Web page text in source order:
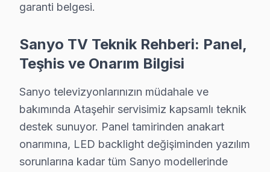
Ataşehir'de Sanyo servis talebiniz için bizi
Ataşehir Sanyo servis ekibi olarak, Ataşehir'de Sanyo
Ataşehir'de Sanyo Tamiri — 2009'dan Bu
2009'dan bugüne Sanyo servis deneyimimizin
İlk yıllarda Sanyo akıllı TV'lerde en büyük sorun
Sanyo modellerinde 8 yıllık teknik deneyim
Ataşehir'de 2568 işlemin %96'ü "memnun" veya
garanti belgesi.
Sanyo TV Teknik Rehberi: Panel,
Teşhis ve Onarım Bilgisi
Sanyo televizyonlarınızın müdahale ve
bakımında Ataşehir servisimiz kapsamlı teknik
destek sunuyor. Panel tamirinden anakart
onarımına, LED backlight değişiminden yazılım
sorunlarına kadar tüm Sanyo modellerinde